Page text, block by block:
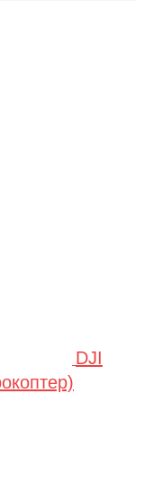
DJI